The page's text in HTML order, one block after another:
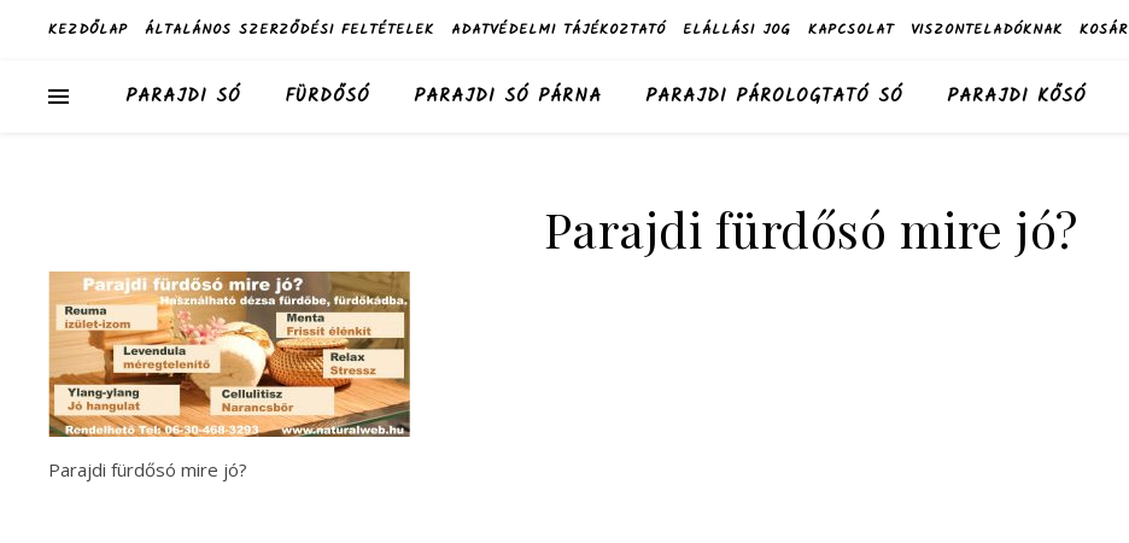
KEZDŐLAP ÁLTALÁNOS SZERZŐDÉSI FELTÉTELEK ADATVÉDELMI TÁJÉKOZTATÓ ELÁLLÁSI JOG KAPCSOLAT VISZONTELADÓKNAK KOSÁR
PARAJDI SÓ FÜRDŐSÓ PARAJDI SÓ PÁRNA PARAJDI PÁROLOGTATÓ SÓ PARAJDI KŐSÓ
Parajdi fürdősó mire jó?
Parajdi fürdősó mire jó?